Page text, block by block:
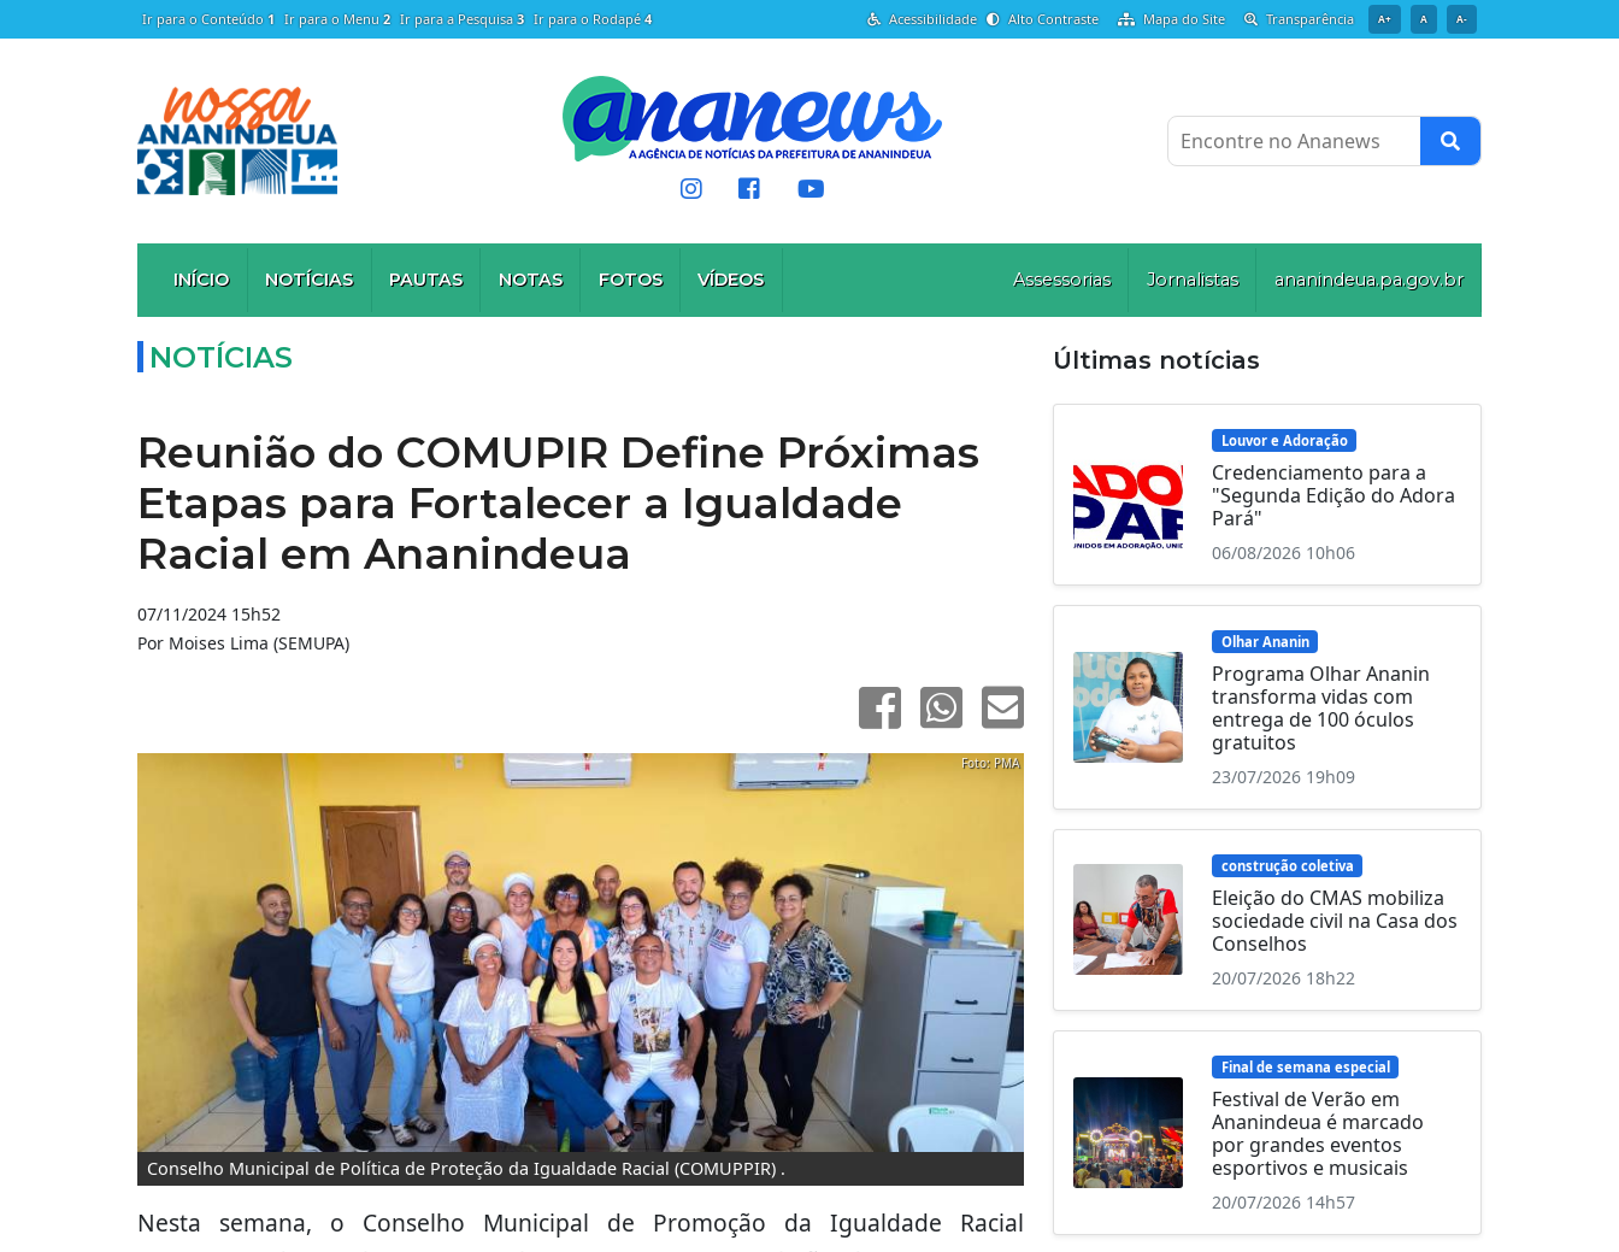
Ir para o Conteúdo 1 Ir para o Menu 2 Ir para a Pesquisa 3 Ir para o Rodapé4 Acessibilidade Alto Contraste Mapa do Site Transparência A+ A A-
Encontre no Ananews
INÍCIO NOTÍCIAS PAUTAS NOTAS FOTOS VÍDEOS Assessorias Jornalistas ananindeua.pa.gov.br
NOTÍCIAS
Reunião do COMUPIR Define Próximas
Etapas para Fortalecer a Igualdade
Racial em Ananindeua
07/11/2024 15h52
Por Moises Lima (SEMUPA)
Conselho Municipal de Política de Proteção da Igualdade Racial (COMUPPIR) .
Foto: PMA
Nesta semana, o Conselho Municipal de Promoção da Igualdade Racial
Últimas notícias
Louvor e Adoração
Credenciamento para a
"Segunda Edição do Adora
Pará"
06/08/2026 10h06
Olhar Ananin
Programa Olhar Ananin
transforma vidas com
entrega de 100 óculos
gratuitos
23/07/2026 19h09
construção coletiva
Eleição do CMAS mobiliza
sociedade civil na Casa dos
Conselhos
20/07/2026 18h22
Final de semana especial
Festival de Verão em
Ananindeua é marcado
por grandes eventos
esportivos e musicais
20/07/2026 14h57